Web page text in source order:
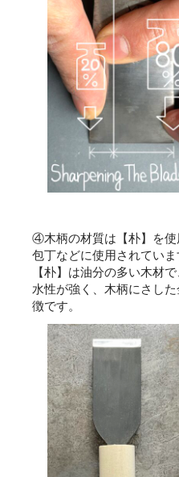
④木柄の材質は【朴】を使
包丁などに使用されてい
【朴】は油分の多い木材
水性が強く、木柄にさし
徴です。